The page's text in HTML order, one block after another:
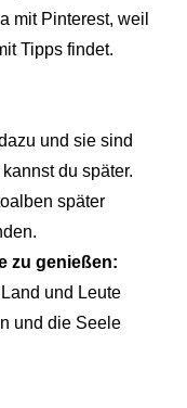
mit Pinterest, weil
Tipps findet.
und sie sind
du später.
später
zu genießen:
und Leute
und die Seele